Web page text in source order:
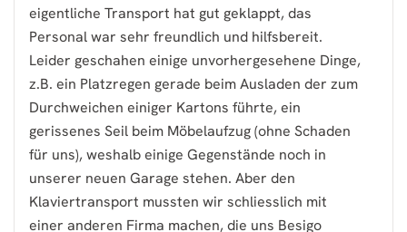
eigentliche Transport hat gut geklappt, das
Personal war sehr freundlich und hilfsbereit.
Leider geschahen einige unvorhergesehene Dinge,
z.B. ein Platzregen gerade beim Ausladen der zum
Durchweichen einiger Kartons führte, ein
gerissenes Seil beim Möbelaufzug (ohne Schaden
für uns), weshalb einige Gegenstände noch in
unserer neuen Garage stehen. Aber den
Klaviertransport mussten wir schliesslich mit
einer anderen Firma machen, die uns Besigo